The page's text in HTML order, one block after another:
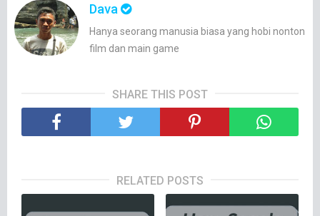
Dava
Hanya seorang manusia biasa yang hobi nonton
film dan main game
SHARE THIS POST
RELATED POSTS